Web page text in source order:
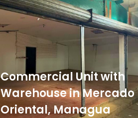
Commercial Unit with
Warehouse in Mercado
Oriental, Managua